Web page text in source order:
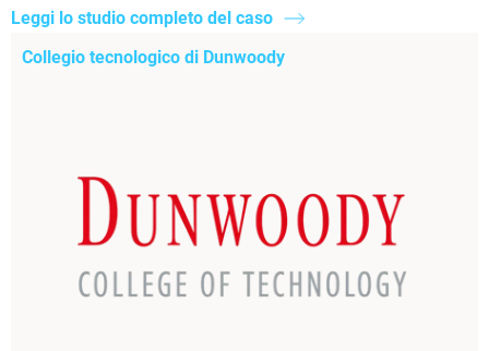
Leggi lo studio completo del caso
Collegio tecnologico di Dunwoody